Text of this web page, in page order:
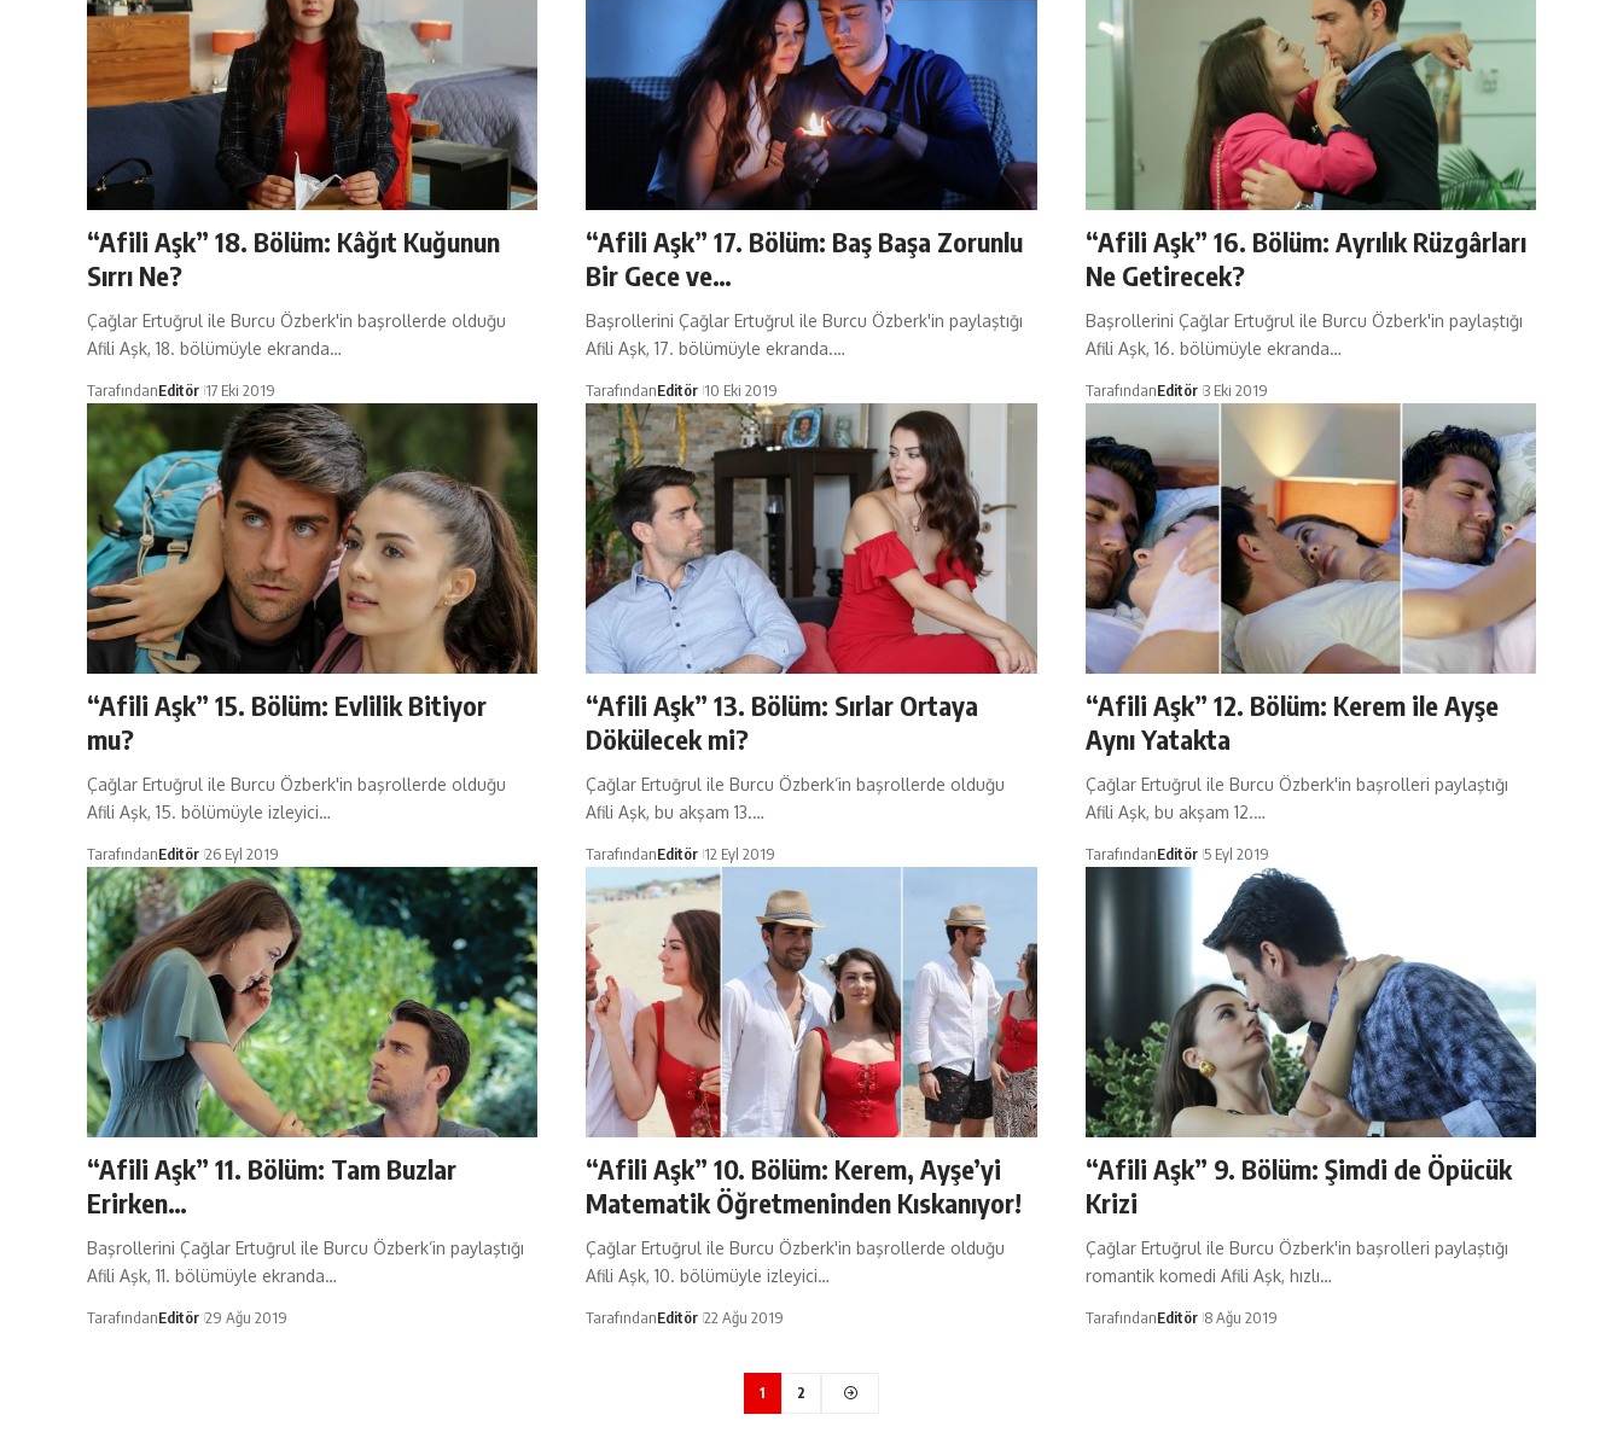
“Afili Aşk” 18. Bölüm: Kâğıt Kuğunun
Sırrı Ne?
Çağlar Ertuğrul ile Burcu Özberk'in başrollerde olduğu
Afili Aşk, 18. bölümüyle ekranda…
TarafındanEditör 17 Eki 2019
“Afili Aşk” 17. Bölüm: Baş Başa Zorunlu
Bir Gece ve…
Başrollerini Çağlar Ertuğrul ile Burcu Özberk'in paylaştığı
Afili Aşk, 17. bölümüyle ekranda.…
TarafındanEditör 10 Eki 2019
“Afili Aşk” 16. Bölüm: Ayrılık Rüzgârları
Ne Getirecek?
Başrollerini Çağlar Ertuğrul ile Burcu Özberk'in paylaştığı
Afili Aşk, 16. bölümüyle ekranda…
TarafındanEditör 3 Eki 2019
“Afili Aşk” 15. Bölüm: Evlilik Bitiyor
mu?
Çağlar Ertuğrul ile Burcu Özberk'in başrollerde olduğu
Afili Aşk, 15. bölümüyle izleyici…
TarafındanEditör 26 Eyl 2019
“Afili Aşk” 13. Bölüm: Sırlar Ortaya
Dökülecek mi?
Çağlar Ertuğrul ile Burcu Özberk’in başrollerde olduğu
Afili Aşk, bu akşam 13.…
TarafındanEditör 12 Eyl 2019
“Afili Aşk” 12. Bölüm: Kerem ile Ayşe
Aynı Yatakta
Çağlar Ertuğrul ile Burcu Özberk'in başrolleri paylaştığı
Afili Aşk, bu akşam 12.…
TarafındanEditör 5 Eyl 2019
“Afili Aşk” 11. Bölüm: Tam Buzlar
Erirken…
Başrollerini Çağlar Ertuğrul ile Burcu Özberk’in paylaştığı
Afili Aşk, 11. bölümüyle ekranda…
TarafındanEditör 29 Ağu 2019
“Afili Aşk” 10. Bölüm: Kerem, Ayşe’yi
Matematik Öğretmeninden Kıskanıyor!
Çağlar Ertuğrul ile Burcu Özberk'in başrollerde olduğu
Afili Aşk, 10. bölümüyle izleyici…
TarafındanEditör 22 Ağu 2019
“Afili Aşk” 9. Bölüm: Şimdi de Öpücük
Krizi
Çağlar Ertuğrul ile Burcu Özberk'in başrolleri paylaştığı
romantik komedi Afili Aşk, hızlı…
TarafındanEditör 8 Ağu 2019
1 2